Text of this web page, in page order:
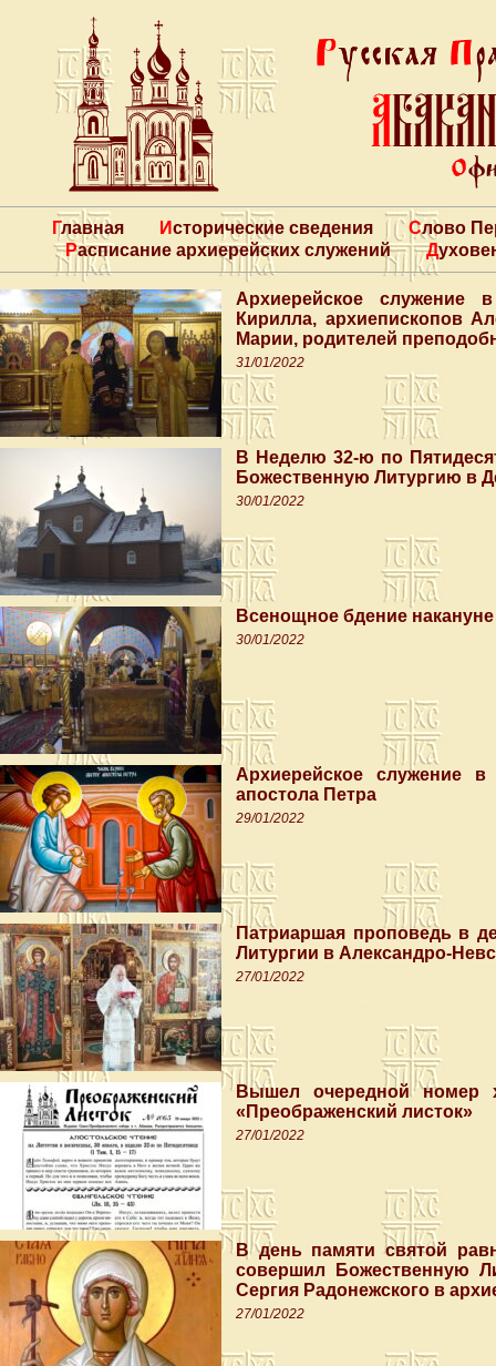
Главная Исторические сведения
Слово
Расписание архиерейских служений
Архиерейское служение
Кирилла, архиепископов
Марии, родителей
31/01/2022
В Неделю 32-ю по
Божественную Литургию в
30/01/2022
Всенощное бдение
30/01/2022
Архиерейское служение
апостола Петра
29/01/2022
Патриаршая проповедь в
Литургии в Александро-
27/01/2022
Вышел очередной номер
«Преображенский листок»
27/01/2022
В день памяти святой
совершил Божественную
Сергия Радонежского в
27/01/2022